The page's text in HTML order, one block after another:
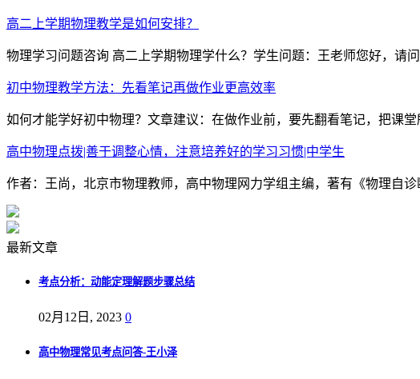
高二上学期物理教学是如何安排？
物理学习问题咨询 高二上学期物理学什么？学生问题：王老师您好，请
初中物理教学方法：先看笔记再做作业更高效率
如何才能学好初中物理？文章建议：在做作业前，要先翻看笔记，把课
高中物理点拨|善于调整心情，注意培养好的学习习惯|中学生
作者：王尚，北京市物理教师，高中物理网力学组主编，著有《物理自
最新文章
考点分析：动能定理解题步骤总结
02月12日, 2023 0
高中物理常见考点问答-王小泽